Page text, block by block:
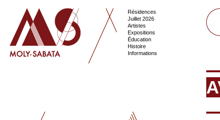
Résidences
Juillet 2026
Artistes
Expositions
Éducation
Histoire
Informations